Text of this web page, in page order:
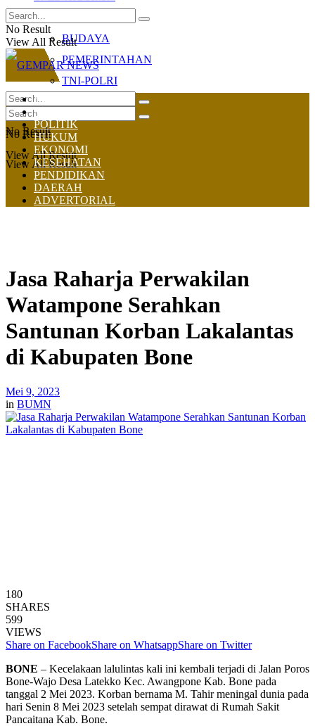
BUDAYA
PEMERINTAHAN
TNI-POLRI
No Result
View All Result
No Result
View All Result
No Result
View All Result
HOME
NASIONAL
POLITIK
HUKUM
EKONOMI
KESEHATAN
PENDIDIKAN
DAERAH
ADVERTORIAL
Jasa Raharja Perwakilan
Watampone Serahkan
Santunan Korban Lakalantas
di Kabupaten Bone
Mei 9, 2023
in BUMN
180
SHARES
599
VIEWS
Share on FacebookShare on WhatsappShare on Twitter
BONE – Kecelakaan lalulintas kali ini kembali terjadi di Jalan Poros
Bone-Wajo Desa Latekko Kec. Awangpone Kab. Bone pada
tanggal 2 Mei 2023. Korban bernama M. Tahir meningal dunia pada
hari Senin 8 Mei 2023 setelah sempat dirawat di Rumah Sakit
Pancaitana Kab. Bone.